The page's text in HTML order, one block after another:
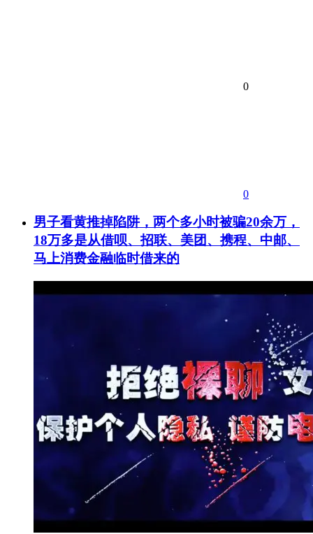
0
0
男子看黄推掉陷阱，两个多小时被骗20余万，
18万多是从借呗、招联、美团、携程、中邮、
马上消费金融临时借来的